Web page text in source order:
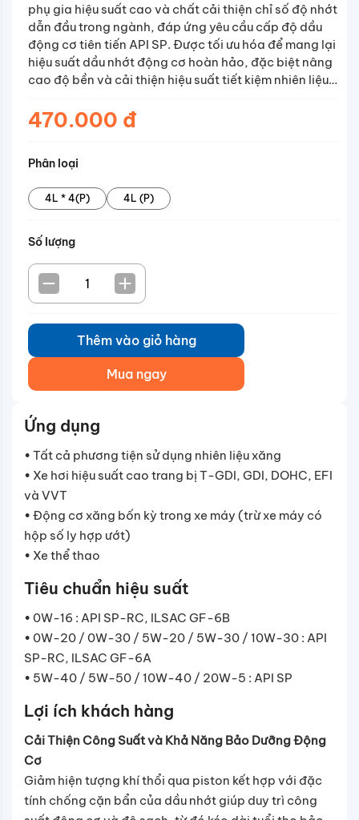
phụ gia hiệu suất cao và chất cải thiện chỉ số độ nhớt
dẫn đầu trong ngành, đáp ứng yêu cầu cấp độ dầu
động cơ tiên tiến API SP. Được tối ưu hóa để mang lại
hiệu suất dầu nhớt động cơ hoàn hảo, đặc biệt nâng
cao độ bền và cải thiện hiệu suất tiết kiệm nhiên liệu,
Bên cạnh đó, sản phẩm còn bao gồm khả năng bảo
vệ chống mài mòn xích cam và ngăn ngừa LSPI -
hiện đại ngày nay
470.000 đ
Phân loại
4L * 4(P) 4L (P)
Số lượng
Thêm vào giỏ hàng
Mua ngay
Ứng dụng
• Tất cả phương tiện sử dụng nhiên liệu xăng
• Xe hơi hiệu suất cao trang bị T-GDI, GDI, DOHC, EFI
và VVT
• Động cơ xăng bốn kỳ trong xe máy (trừ xe máy có
hộp số ly hợp ướt)
• Xe thể thao
Tiêu chuẩn hiệu suất
• 0W-16 : API SP-RC, ILSAC GF-6B
• 0W-20 / 0W-30 / 5W-20 / 5W-30 / 10W-30 : API
SP-RC, ILSAC GF-6A
• 5W-40 / 5W-50 / 10W-40 / 20W-5 : API SP
Lợi ích khách hàng
Cải Thiện Công Suất và Khả Năng Bảo Dưỡng Động
Cơ
Giảm hiện tượng khí thổi qua piston kết hợp với đặc
tính chống cặn bẩn của dầu nhớt giúp duy trì công